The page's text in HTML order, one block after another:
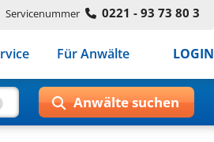
Servicenummer 0221 - 93 73 80 3
Für Anwälte LOGIN